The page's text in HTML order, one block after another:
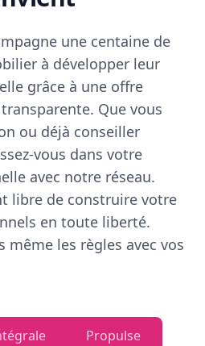
une centaine de
à développer leur
grâce à une offre
Que vous
ou déjà conseiller
vous dans votre
avec notre réseau.
libre de construire votre
en toute liberté.
même les règles avec vos
Propulse